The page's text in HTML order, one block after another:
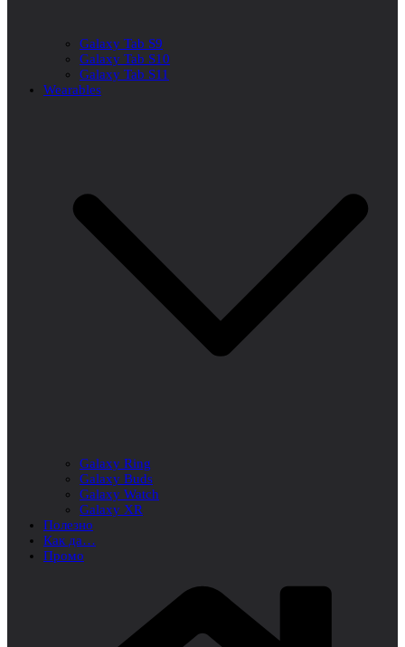
Galaxy Tab S9
Galaxy Tab S10
Galaxy Tab S11
Wearables
Galaxy Ring
Galaxy Buds
Galaxy Watch
Galaxy XR
Полезно
Как да…
Промо